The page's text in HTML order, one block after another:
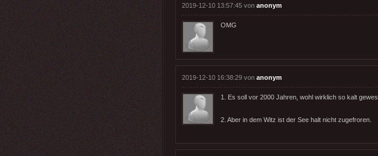
2019-12-10 13:57:45 von anonym
OMG
2019-12-10 16:38:29 von anonym
1. Es soll vor 2000 Jahren, wohl wirklich so kalt
2. Aber in dem Witz ist der See halt nicht zugefroren.